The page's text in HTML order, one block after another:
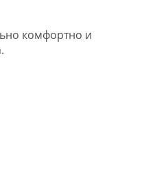
комфортно и